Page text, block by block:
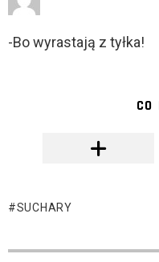
-Bo wyrastają z tyłka!
SUCHARY